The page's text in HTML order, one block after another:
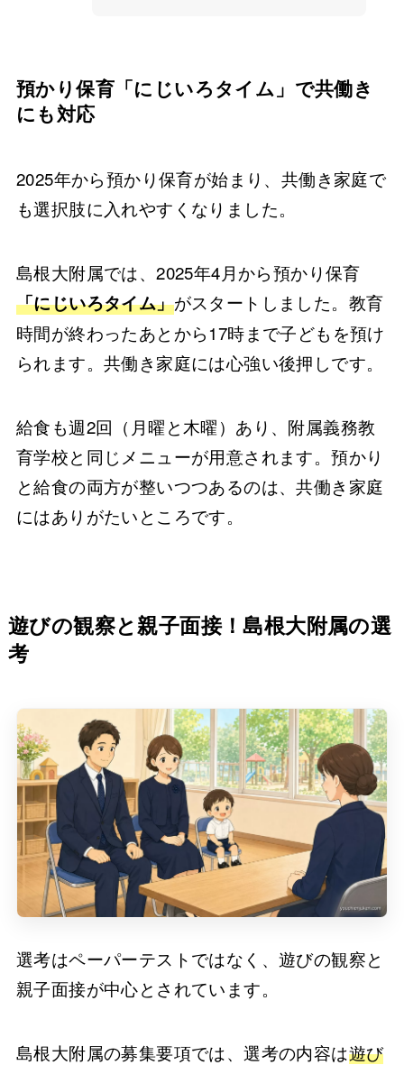
預かり保育「にじいろタイム」で共働き
にも対応
2025年から預かり保育が始まり、共働き家庭で
も選択肢に入れやすくなりました。
島根大附属では、2025年4月から預かり保育
「にじいろタイム」がスタートしました。教育
時間が終わったあとから17時まで子どもを預け
られます。共働き家庭には心強い後押しです。
給食も週2回（月曜と木曜）あり、附属義務教
育学校と同じメニューが用意されます。預かり
と給食の両方が整いつつあるのは、共働き家庭
にはありがたいところです。
遊びの観察と親子面接！島根大附属の選
考
選考はペーパーテストではなく、遊びの観察と
親子面接が中心とされています。
島根大附属の募集要項では、選考の内容は遊び